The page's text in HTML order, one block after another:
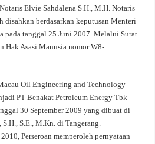
Elvie Sahdalena S.H., M.H. Notaris
disahkan berdasarkan keputusan Menteri
pada tanggal 25 Juni 2007. Melalui Surat
Hak Asasi Manusia nomor W8-
Oil Engineering and Technology
PT Benakat Petroleum Energy Tbk
30 September 2009 yang dibuat di
S.E., M.Kn. di Tangerang.
Perseroan memperoleh pernyataan